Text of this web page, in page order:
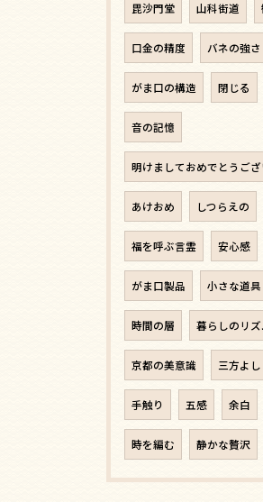
毘沙門堂 山科街道
口金の精度 バネの強さ
がま口の構造 閉じる
音の記憶
明けましておめでとうご
あけおめ しつらえの
福を呼ぶ言霊 安心感
がま口製品 小さな道具
時間の層 暮らしのリズ
京都の美意識 三方よし
手触り 五感 余白
時を編む 静かな贅沢